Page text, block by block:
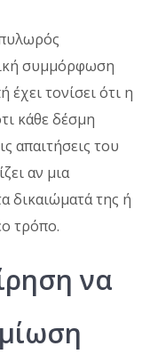
συμμόρφωση
έχει τονίσει ότι η
κάθε δέσμη
απαιτήσεις του
αν μια
δικαιώματά της ή
τρόπο.
να